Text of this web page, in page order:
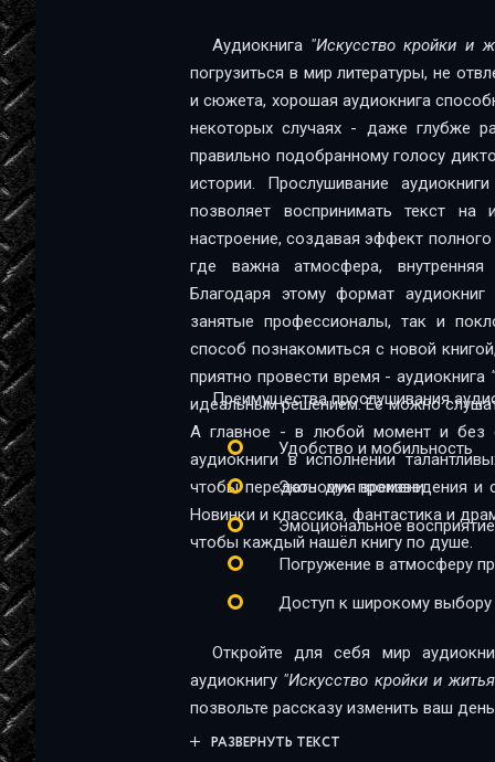
Èñêóññòâî êðîéêè è æèòüÿ
Аудиокнига "Искусство кройки и
погрузиться в мир литературы, не
и сюжета, хорошая аудиокнига
некоторых случаях - даже глубже
правильно подобранному голосу
истории. Прослушивание аудиокниги
позволяет воспринимать текст на
настроение, создавая эффект
где важна атмосфера, внутренняя
Благодаря этому формат
занятые профессионалы, так и поклонники
способ познакомиться с новой
приятно провести время - аудиокнига
идеальным решением. Её можно
А главное - в любой момент и без
аудиокниги в исполнении
чтобы передать дух произведения и
Новинки и классика, фантастика и
чтобы каждый нашёл книгу по душе.
Преимущества прослушивания
Удобство и мобильность
Экономия времени
Эмоциональное восприятие
Погружение в атмосферу
Доступ к широкому выбору
Откройте для себя мир
аудиокнигу "Искусство кройки и
позвольте рассказу изменить ваш
РАЗВЕРНУТЬ ТЕКСТ